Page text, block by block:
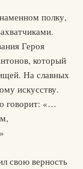
полку,
Героя
который
На славных
искусству.
говорит: «…
свою верность